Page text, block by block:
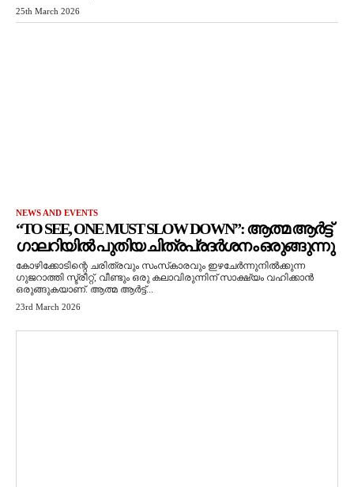
25th March 2026
NEWS AND EVENTS
“TO SEE, ONE MUST SLOW DOWN”: ആത്മ ആർട്ട്
ഗാലറിയിൽ പുതിയ ചിത്രപ്രദർശനം ഒരുങ്ങുന്നു
കോഴിക്കോടിന്റെ ചരിത്രവും സംസ്‌കാരവും ഇഴചേർന്നുനിൽക്കുന്ന
ഗുജറാത്തി സ്ട്രീറ്റ്, വീണ്ടും ഒരു കലാവിരുന്നിന് സാക്ഷ്യം വഹിക്കാൻ
ഒരുങ്ങുകയാണ്. ആത്മ ആർട്ട്...
23rd March 2026